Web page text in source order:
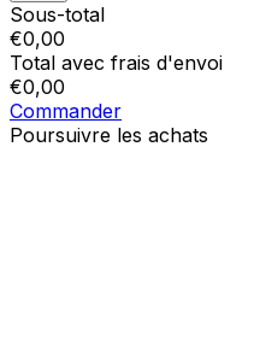
Sous-total
€0,00
Total avec frais d'envoi
€0,00
Commander
Poursuivre les achats